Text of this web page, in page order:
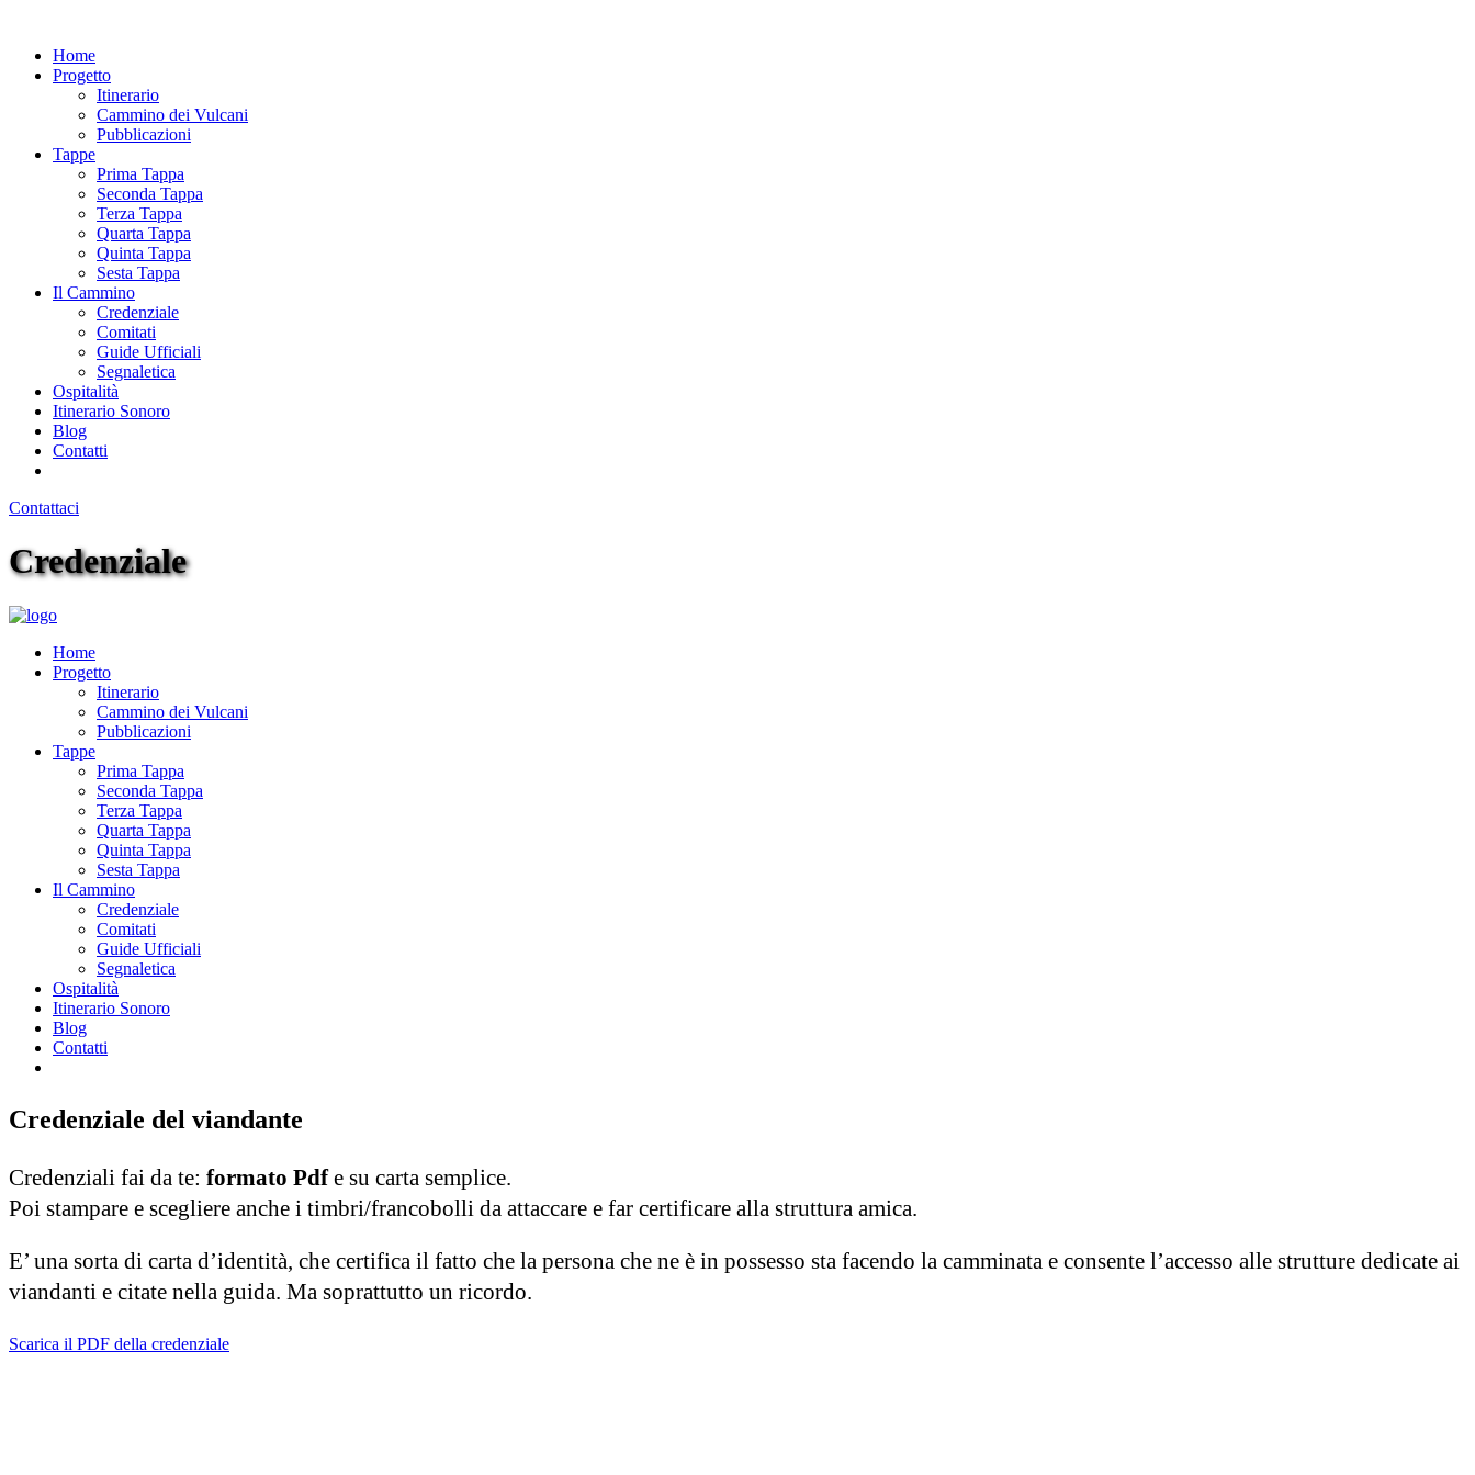
Home
Progetto
Itinerario
Cammino dei Vulcani
Pubblicazioni
Tappe
Prima Tappa
Seconda Tappa
Terza Tappa
Quarta Tappa
Quinta Tappa
Sesta Tappa
Il Cammino
Credenziale
Comitati
Guide Ufficiali
Segnaletica
Ospitalità
Itinerario Sonoro
Blog
Contatti
Contattaci
Credenziale
Home
Progetto
Itinerario
Cammino dei Vulcani
Pubblicazioni
Tappe
Prima Tappa
Seconda Tappa
Terza Tappa
Quarta Tappa
Quinta Tappa
Sesta Tappa
Il Cammino
Credenziale
Comitati
Guide Ufficiali
Segnaletica
Ospitalità
Itinerario Sonoro
Blog
Contatti
Credenziale del viandante
Credenziali fai da te: formato Pdfe su carta semplice.
Poi stampare e scegliere anche i timbri/francobolli da attaccare e far certificare alla struttura amica.
E’ una sorta di carta d’identità, che certifica il fatto che la persona che ne è in possesso sta facendo la camminata e consente l’accesso alle strutture dedicate ai
viandanti e citate nella guida. Ma soprattutto un ricordo.
Scarica il PDF della credenziale